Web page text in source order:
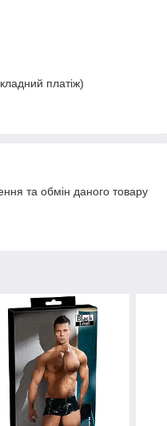
платіж)
та обмін даного товару